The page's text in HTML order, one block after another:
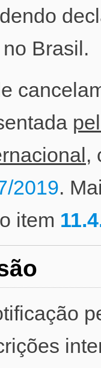
Brasil.
,
2019.
item